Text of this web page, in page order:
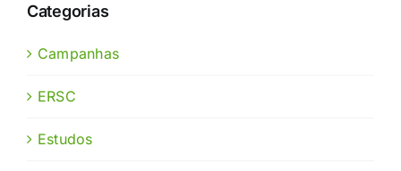
Categorias
Campanhas
ERSC
Estudos